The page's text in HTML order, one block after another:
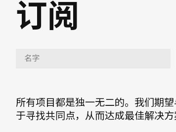
订阅
所有项目都是独一无二的。我们期
于寻找共同点，从而达成最佳解决方